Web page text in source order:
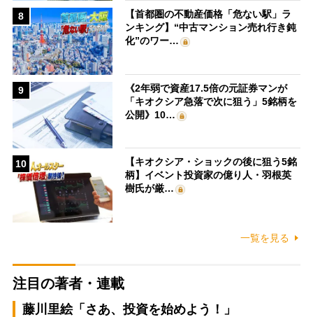
8
【首都圏の不動産価格「危ない駅」ラ
ンキング】“中古マンション売れ行き鈍
化”のワー…
9
《2年弱で資産17.5倍の元証券マンが
「キオクシア急落で次に狙う」5銘柄を
公開》10…
10
【キオクシア・ショックの後に狙う5銘
柄】イベント投資家の億り人・羽根英
樹氏が厳…
一覧を見る
注目の著者・連載
藤川里絵「さあ、投資を始めよう！」